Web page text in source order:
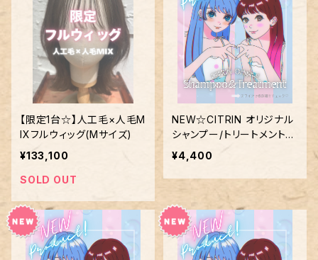
【限定1台☆】人工毛×人毛M
IXフルウィッグ(Mサイズ)
¥133,100
SOLD OUT
NEW☆CITRIN オリジナル
シャンプー/トリートメント各
種【300ml】
¥4,400